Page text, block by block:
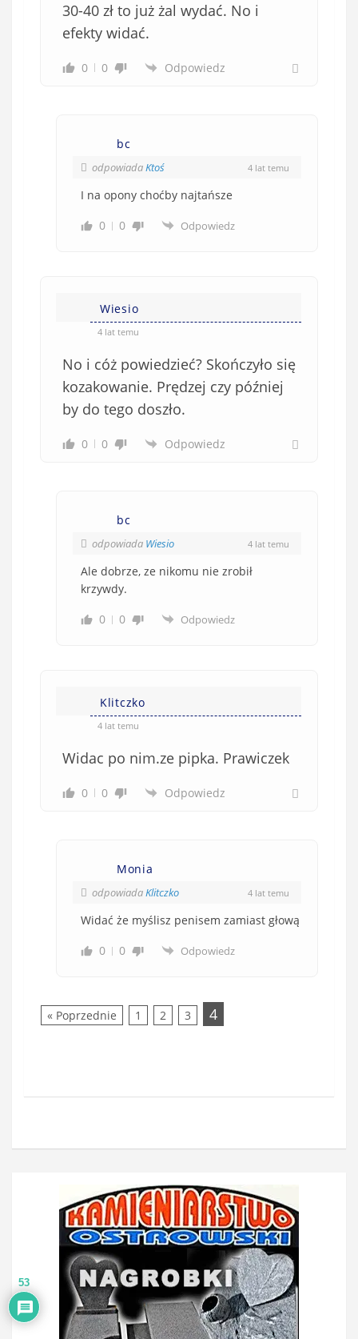
30-40 zł to już żal wydać. No i
efekty widać.
0 0 Odpowiedz
bc
odpowiadaKtoś 4 lat temu
I na opony choćby najtańsze
0
0 Odpowiedz
Wiesio
4 lat temu
No i cóż powiedzieć? Skończyło się
kozakowanie. Prędzej czy później
by do tego doszło.
0 0 Odpowiedz
bc
odpowiada Wiesio 4 lat temu
Ale dobrze, ze nikomu nie zrobił
krzywdy.
0
0 Odpowiedz
Klitczko
4 lat temu
Widac po nim.ze pipka. Prawiczek
0 0 Odpowiedz
Monia
odpowiadaKlitczko 4 lat temu
Widać że myślisz penisem zamiast głową
0
0 Odpowiedz
« Poprzednie 1 2 3 4
53